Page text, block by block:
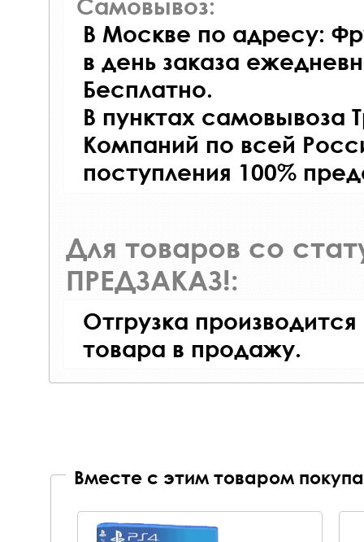
Самовывоз:
В Москве по адресу:
в день заказа
Бесплатно.
В пунктах самовывоза
Компаний по всей
поступления 100%
Для товаров со
ПРЕДЗАКАЗ!:
Отгрузка
товара в продажу.
Вместе с этим товаром